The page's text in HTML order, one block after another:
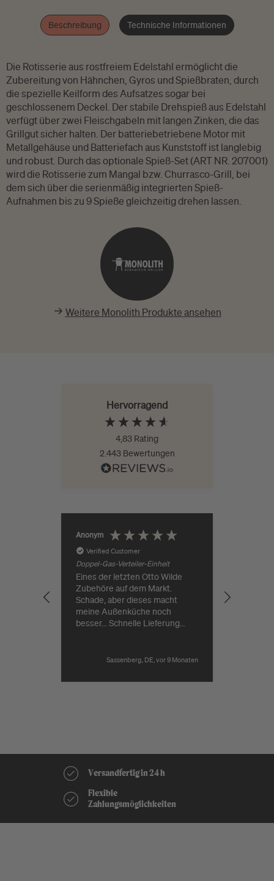
Beschreibung Technische Informationen
Die Rotisserie aus rostfreiem Edelstahl ermöglicht die
Zubereitung von Hähnchen, Gyros und Spießbraten, durch
die spezielle Keilform des Aufsatzes sogar bei
geschlossenem Deckel. Der stabile Drehspieß aus Edelstahl
verfügt über zwei Fleischgabeln mit langen Zinken, die das
Grillgut sicher halten. Der batteriebetriebene Motor mit
Metallgehäuse und Batteriefach aus Kunststoff ist langlebig
und robust. Durch das optionale Spieß-Set (ART NR. 207001)
wird die Rotisserie zum Mangal bzw. Churrasco-Grill, bei
dem sich über die serienmäßig integrierten Spieß-
Aufnahmen bis zu 9 Spieße gleichzeitig drehen lassen.
Weitere Monolith Produkte ansehen
Hervorragend
4,83 Rating
2.443 Bewertungen
Anonym
Verified Customer
Doppel-Gas-Verteiler-Einheit
Eines der letzten Otto Wilde
Zubehöre auf dem Markt.
Schade, aber dieses macht
meine Außenküche noch
besser... Schnelle Lieferung
Sassenberg, DE, vor 9 Monaten
Versandfertig in 24 h
Flexible
Zahlungsmöglichkeiten
Kostenloser Versand ab 149€*
Beratung vor Ort & Online